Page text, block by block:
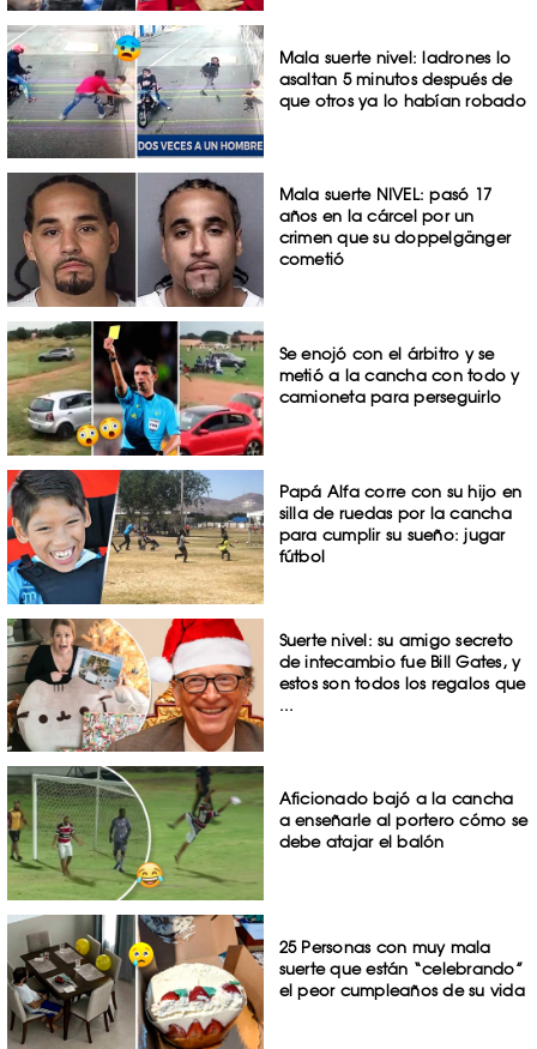
Mala suerte nivel: ladrones lo
asaltan 5 minutos después de
que otros ya lo habían robado
Mala suerte NIVEL: pasó 17
años en la cárcel por un
crimen que su doppelgänger
cometió
Se enojó con el árbitro y se
metió a la cancha con todo y
camioneta para perseguirlo
Papá Alfa corre con su hijo en
silla de ruedas por la cancha
para cumplir su sueño: jugar
fútbol
Suerte nivel: su amigo secreto
de intecambio fue Bill Gates, y
estos son todos los regalos que
...
Aficionado bajó a la cancha
a enseñarle al portero cómo se
debe atajar el balón
25 Personas con muy mala
suerte que están “celebrando”
el peor cumpleaños de su vida